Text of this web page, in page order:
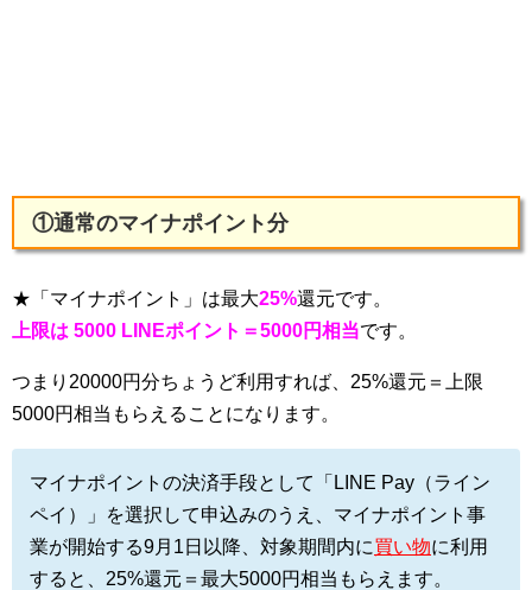
①通常のマイナポイント分
★「マイナポイント」は最大25%還元です。
上限は 5000 LINEポイント＝5000円相当です。
つまり20000円分ちょうど利用すれば、25%還元＝上限
5000円相当もらえることになります。
マイナポイントの決済手段として「LINE Pay（ライン
ペイ）」を選択して申込みのうえ、マイナポイント事
業が開始する9月1日以降、対象期間内に買い物に利用
すると、25%還元＝最大5000円相当もらえます。